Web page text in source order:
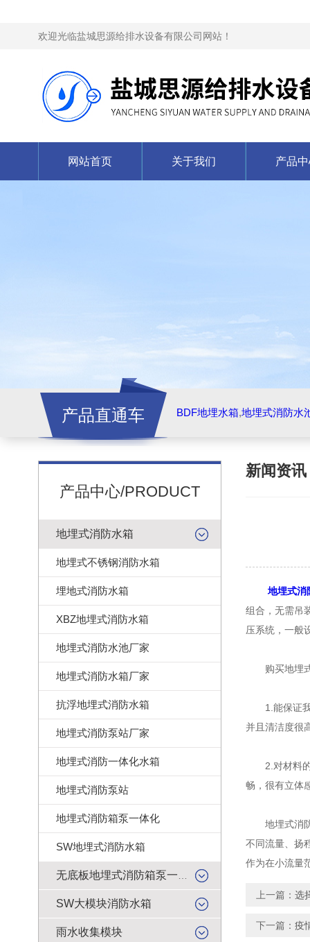
欢迎光临盐城思源给排水设备有限公司网站！
网站首页 关于我们 产品
产品直通车 BDF地埋水箱,地埋式消防水
产品中心/PRODUCT
地埋式消防水箱
地埋式不锈钢消防水箱
埋地式消防水箱
XBZ地埋式消防水箱
地埋式消防水池厂家
地埋式消防水箱厂家
抗浮地埋式消防水箱
地埋式消防泵站厂家
地埋式消防一体化水箱
地埋式消防泵站
地埋式消防箱泵一体化
SW地埋式消防水箱
SW大模块消防水箱
雨水收集模块
新闻资讯
地埋式消
组合，无需吊
压系统，一般
购买地埋式
1.能保证我
并且清洁度很
2.对材料的
畅，很有立体
地埋式消防
不同流量、扬
作为在小流量
上一篇： 选
下一篇： 疫